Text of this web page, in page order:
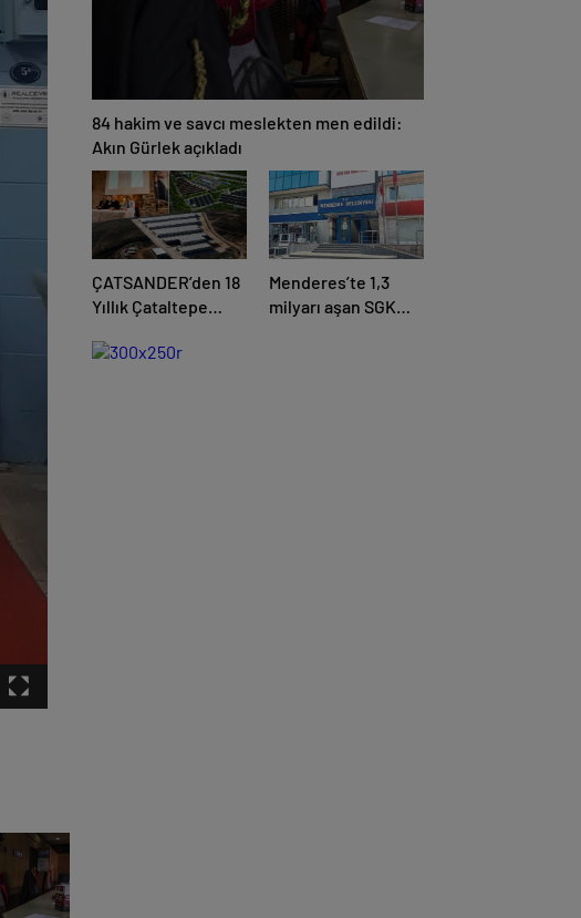
84 hakim ve savcı meslekten men edildi:
Akın Gürlek açıkladı
ÇATSANDER’den 18
Yıllık Çataltepe
Esnafını Kim 18
Menderes’te 1,3
milyarı aşan SGK